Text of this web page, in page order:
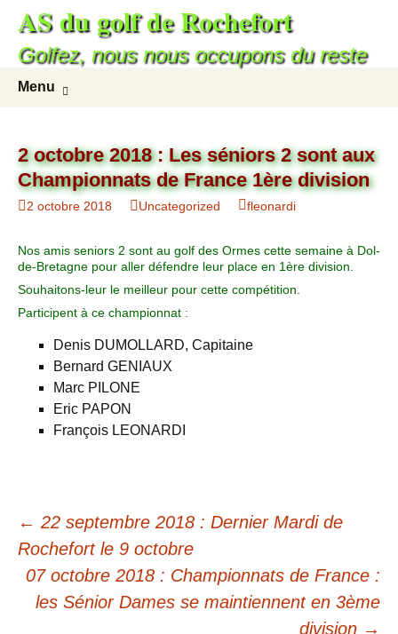
AS du golf de Rochefort
Golfez, nous nous occupons du reste
Menu
2 octobre 2018 : Les séniors 2 sont aux
Championnats de France 1ère division
2 octobre 2018 Uncategorized fleonardi
Nos amis seniors 2 sont au golf des Ormes cette semaine à Dol-
de-Bretagne pour aller défendre leur place en 1ère division.
Souhaitons-leur le meilleur pour cette compétition.
Participent à ce championnat :
Denis DUMOLLARD, Capitaine
Bernard GENIAUX
Marc PILONE
Eric PAPON
François LEONARDI
← 22 septembre 2018 : Dernier Mardi de
Rochefort le 9 octobre
07 octobre 2018 : Championnats de France :
les Sénior Dames se maintiennent en 3ème
division →